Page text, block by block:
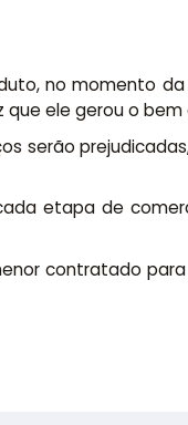
no momento
ele gerou o
serão
etapa de
contratado